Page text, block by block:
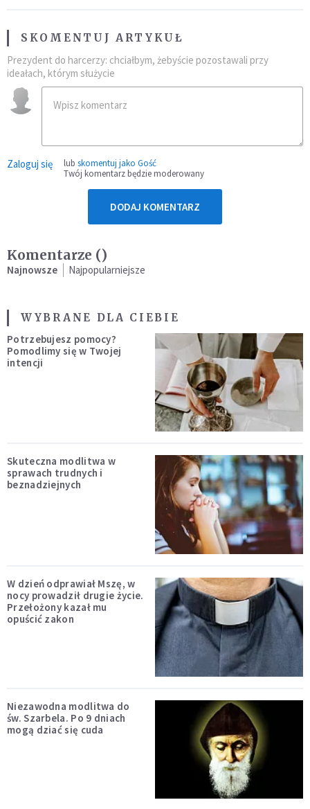
SKOMENTUJ ARTYKUŁ
Prezydent do harcerzy: chciałbym, żebyście pozostawali przy
ideałach, którym służycie
Zaloguj się lub skomentuj jako Gość
Twój komentarz będzie moderowany
DODAJ KOMENTARZ
Komentarze ()
Najnowsze Najpopularniejsze
WYBRANE DLA CIEBIE
Potrzebujesz pomocy?
Pomodlimy się w Twojej
intencji
Skuteczna modlitwa w
sprawach trudnych i
beznadziejnych
W dzień odprawiał Mszę, w
nocy prowadził drugie życie.
Przełożony kazał mu
opuścić zakon
Niezawodna modlitwa do
św. Szarbela. Po 9 dniach
mogą dziać się cuda